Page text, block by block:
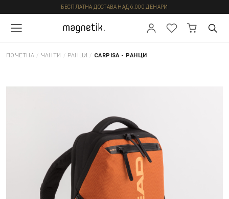
БЕСПЛАТНА ДОСТАВА НАД 6.000 ДЕНАРИ
ПОЧЕТНА / ЧАНТИ / РАНЦИ / CARPISA - РАНЦИ